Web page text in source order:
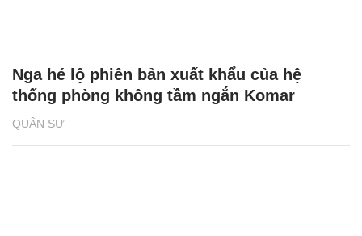
QUÂN SỰ
Nga hé lộ phiên bản xuất khẩu của hệ
thống phòng không tầm ngắn Komar